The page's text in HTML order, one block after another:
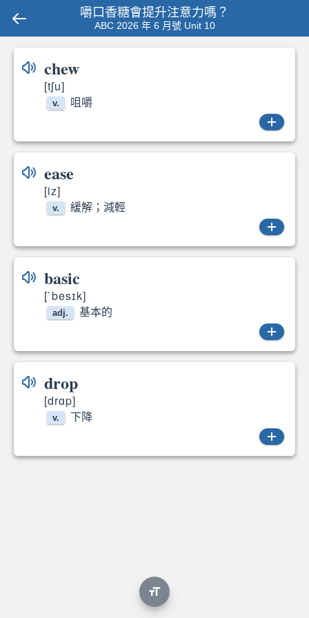
嚼口香糖會提升注意力嗎？
ABC 2026 年 6 月號 Unit 10
chew
[tʃu]
v. 咀嚼
chew
ease
[iz]
v. 緩解；減輕
ease
basic
[`besɪk]
adj. 基本的
basic
drop
[drɑp]
v. 下降